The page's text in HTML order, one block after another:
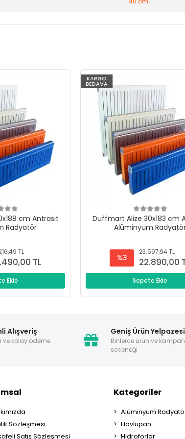
cm Antrasit
Radyatör
TL
TL
Ekle
KARGO
BEDAVA
Duffmart Alize 30x183 cm
Alüminyum
%3
23.597,94 TL
22.890,00
Sepete Ekle
Alışveriş
ve kolay ödeme
Geniş Ürün Yelpazesi
Binlerce ürün ve
seçeneği
Sözleşmesi
Satış Sözleşmesi
Kategoriler
Alüminyum
Havlupan
Hidroforlar